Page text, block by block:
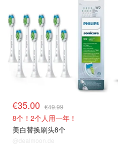
€35.00 €49.99
8个！2个人用一年！
美白替换刷头8个
@dealmoon.de